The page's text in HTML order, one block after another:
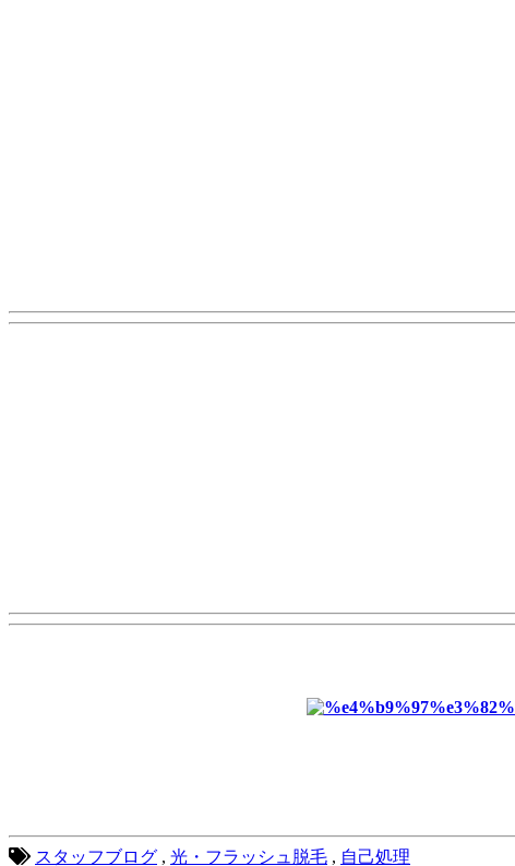
スタッフブログ , 光・フラッシュ脱毛 , 自己処理